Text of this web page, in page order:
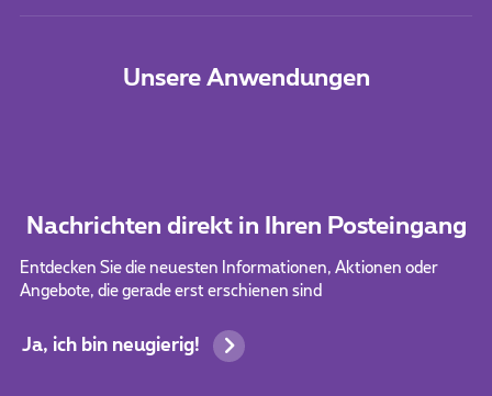
Unsere Anwendungen
Nachrichten direkt in Ihren Posteingang
Entdecken Sie die neuesten Informationen, Aktionen oder
Angebote, die gerade erst erschienen sind
Ja, ich bin neugierig!